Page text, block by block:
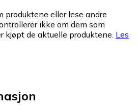
produktene eller lese andre
ikke om dem som
kjøpt de aktuelle produktene. Les